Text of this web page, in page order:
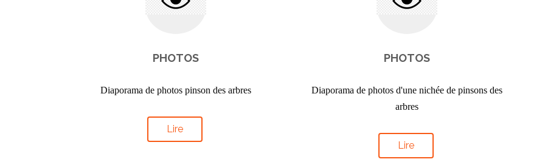
PHOTOS
Diaporama de photos pinson des arbres
Lire
PHOTOS
Diaporama de photos d'une nichée de pinsons des
arbres
Lire